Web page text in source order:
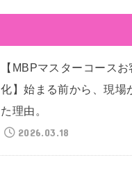
【MBPマスターコース
化】始まる前から、現場
た理由。
2026.03.18